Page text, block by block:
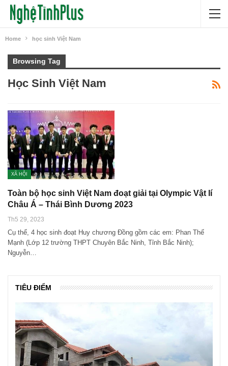
Home học sinh Việt Nam
Browsing Tag
Học Sinh Việt Nam
XÃ HỘI
Toàn bộ học sinh Việt Nam đoạt giải tại Olympic Vật lí
Châu Á – Thái Bình Dương 2023
Th5 29, 2023
Cụ thể, 4 học sinh đoạt Huy chương Đồng gồm các em: Phan Thế
Mạnh (Lớp 12 trường THPT Chuyên Bắc Ninh, Tỉnh Bắc Ninh);
Nguyễn…
TIÊU ĐIỂM